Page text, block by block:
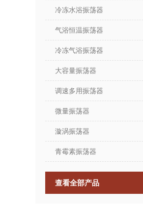
冷冻水浴振荡器
气浴恒温振荡器
冷冻气浴振荡器
大容量振荡器
调速多用振荡器
微量振荡器
漩涡振荡器
青霉素振荡器
查看全部产品